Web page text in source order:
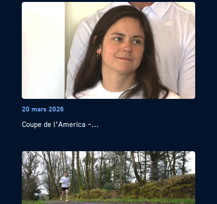
20 mars 2026
Coupe de l’America –...